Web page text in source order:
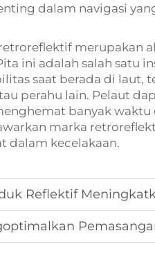
dalam navigasi
merupakan
ini adalah salah satu
saat berada di laut,
perahu lain. Pelaut
banyak waktu
marka
dalam kecelakaan.
Reflektif Meningkatkan
Pemasangan Pita